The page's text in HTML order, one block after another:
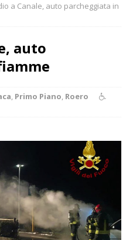
a Canale, auto parcheggiata in
auto
, Primo Piano, Roero